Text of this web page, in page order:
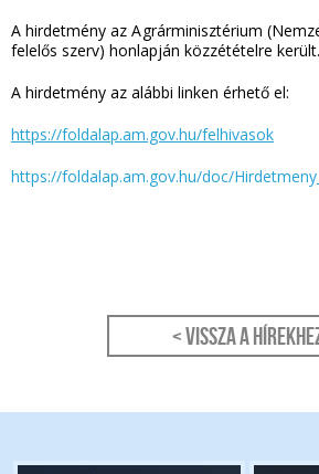
A hirdetmény az Agrárminisztérium
felelős szerv) honlapján közzétételre
A hirdetmény az alábbi linken érhető el:
https://foldalap.am.gov.hu/felhivasok
https://foldalap.am.gov.hu/doc/
< Vissza a